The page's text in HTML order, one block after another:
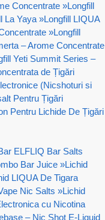
Concentrate »Longfill
La Yaya »Longfill LIQUA
»Longfill
– Arome Concentrate
Yeti Summit Series –
de Țigări
(Nicshoturi si
Pentru Țigări
Pentru Lichide De Țigări
ELFLIQ Bar Salts
Bar Juice »Lichid
LIQUA De Tigara
Nic Salts »Lichid
cu Nicotina
– Nic Shot E-Liquid